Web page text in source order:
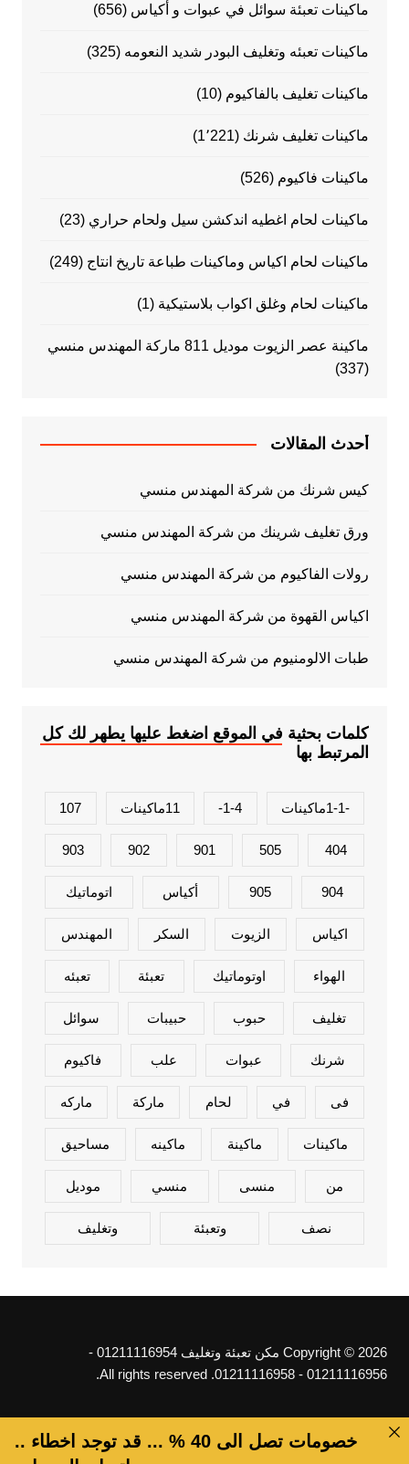
ماكينات تعبئة سوائل في عبوات و أكياس (656)
ماكينات تعبئه وتغليف البودر شديد النعومه (325)
ماكينات تغليف بالفاكيوم (10)
ماكينات تغليف شرنك (1٬221)
ماكينات فاكيوم (526)
ماكينات لحام اغطيه اندكشن سيل ولحام حراري (23)
ماكينات لحام اكياس وماكينات طباعة تاريخ انتاج (249)
ماكينات لحام وغلق اكواب بلاستيكية (1)
ماكينة عصر الزيوت موديل 811 ماركة المهندس منسي
(337)
أحدث المقالات
كيس شرنك من شركة المهندس منسي
ورق تغليف شرينك من شركة المهندس منسي
رولات الفاكيوم من شركة المهندس منسي
اكياس القهوة من شركة المهندس منسي
طبات الالومنيوم من شركة المهندس منسي
كلمات بحثية في الموقع اضغط عليها يطهر لك كل
المرتبط بها
-1-1ماكينات 1-4- 11ماكينات 107
404
505
901
902
903
904
905 أكياس اتوماتيك
اكياس الزيوت السكر المهندس
الهواء اوتوماتيك تعبئة تعبئه
تغليف حبوب حبيبات سوائل
شرنك عبوات علب فاكيوم
فى في لحام ماركة ماركه
ماكينات ماكينة ماكينه مساحيق
من منسى منسي موديل
نصف وتعبئة وتغليف
Copyright © 2026 مكن تعبئة وتغليف 01211116954 -
01211116956 - 01211116958. All rights reserved.
خصومات تصل الى 40 % ... قد توجد اخطاء ..